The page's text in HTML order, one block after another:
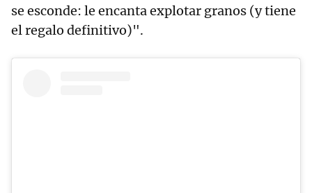
se esconde: le encanta explotar granos (y tiene
el regalo definitivo)".